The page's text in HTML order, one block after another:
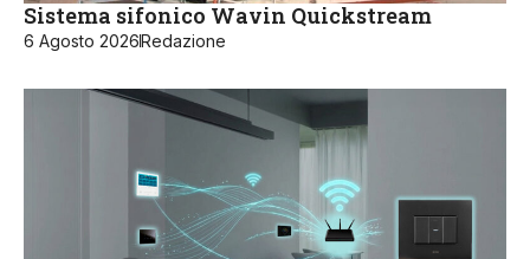
Sistema sifonico Wavin Quickstream
6 Agosto 2026Redazione